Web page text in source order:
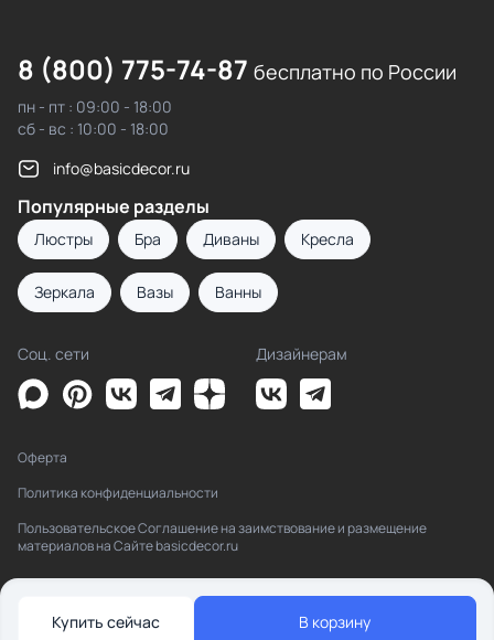
Купить сейчас В корзину
8 (800) 775-74-87 бесплатно по России
пн - пт : 09:00 - 18:00
сб - вс : 10:00 - 18:00
info@basicdecor.ru
Популярные разделы
Люстры Бра Диваны Кресла
Зеркала Вазы Ванны
Соц. сети Дизайнерам
Оферта
Политика конфиденциальности
Пользовательское Соглашение на заимствование и размещение
материалов на Сайте basicdecor.ru